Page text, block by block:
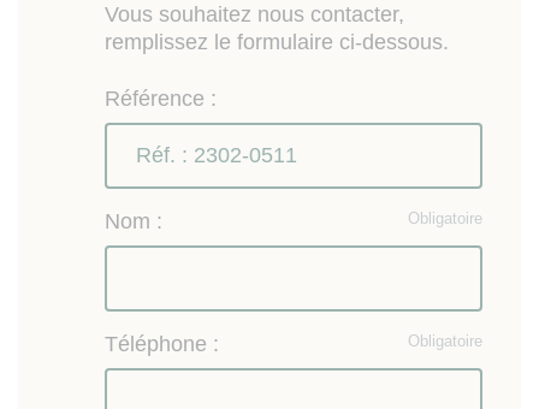
Vous souhaitez nous contacter,
remplissez le formulaire ci-dessous.
Référence :
Obligatoire
Nom :
Obligatoire
Téléphone :